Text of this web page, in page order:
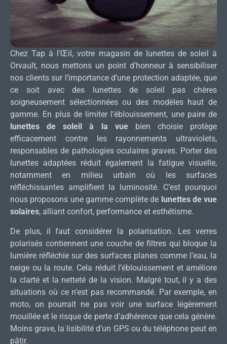
Chez Tap à l’Œil, votre magasin de lunettes de soleil à
Orvault, nous mettons un point d’honneur à sensibiliser
nos clients sur l’importance d’une protection adaptée, que
ce soit avec des lunettes de soleil pas chères
soigneusement sélectionnées ou des modèles haut de
gamme. En plus de limiter l’éblouissement, une paire de
lunettes de soleil à la vuebien choisie protège
efficacement contre les rayonnements ultraviolets,
responsables de pathologies oculaires graves. Porter des
lunettes adaptées réduit également la fatigue visuelle,
notamment en milieu urbain où les surfaces
réfléchissantes amplifient la luminosité. C’est pourquoi
nous proposons une gamme complète de lunettes de vue
solaires, alliant confort, performance et esthétisme.
De plus, il faut considérer la polarisation. Les verres
polarisés contiennent une couche de filtres qui bloque la
lumière réfléchie sur des surfaces planes comme l’eau, la
neige ou la route. Cela réduit l’éblouissement et améliore
la clarté et la netteté de la vision. Malgré tout, il y a des
situations où ce n’est pas recommandé. Par exemple, en
moto, on pourrait ne pas voir une surface légèrement
mouillée et le risque de perte d’adhérence que cela génère.
Moins grave, la lisibilité d’un GPS ou du téléphone peut en
pâtir.